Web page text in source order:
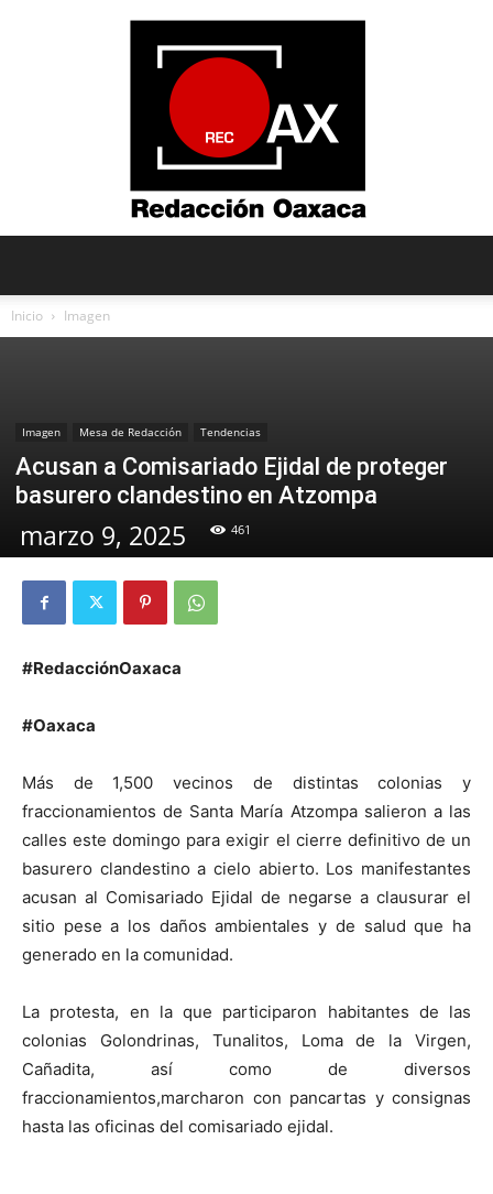
Inicio Imagen
Imagen Mesa de Redacción Tendencias
Acusan a Comisariado Ejidal de proteger
basurero clandestino en Atzompa
marzo 9, 2025 461
#RedacciónOaxaca
#Oaxaca
Más de 1,500 vecinos de distintas colonias y
fraccionamientos de Santa María Atzompa salieron a las
calles este domingo para exigir el cierre definitivo de un
basurero clandestino a cielo abierto. Los manifestantes
acusan al Comisariado Ejidal de negarse a clausurar el
sitio pese a los daños ambientales y de salud que ha
generado en la comunidad.
La protesta, en la que participaron habitantes de las
colonias Golondrinas, Tunalitos, Loma de la Virgen,
Cañadita, así como de diversos
fraccionamientos,marcharon con pancartas y consignas
hasta las oficinas del comisariado ejidal.